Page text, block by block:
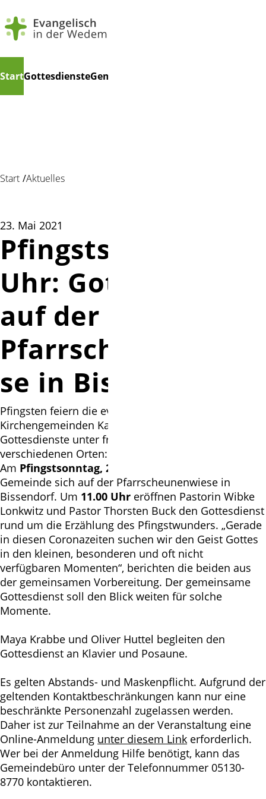
überspringen
StartGottesdiensteGemeindeleben
Start Aktuelles
23. Mai 2021
Pfingstsonntag 11
Uhr: Gottesdienst
auf der
Pfarrscheunenwie
se in Bissendorf
Pfingsten feiern die evangelischen
Kirchengemeinden Kapernaum und St. Michaelis
Gottesdienste unter freiem Himmel an
verschiedenen Orten:
Am Pfingstsonntag, 23. Mai
Gemeinde sich auf der Pfarrscheunenwiese in
Bissendorf. Um 11.00 Uhr eröffnen Pastorin Wibke
Lonkwitz und Pastor Thorsten Buck den Gottesdienst
rund um die Erzählung des Pfingstwunders. „Gerade
in diesen Coronazeiten suchen wir den Geist Gottes
in den kleinen, besonderen und oft nicht
verfügbaren Momenten“, berichten die beiden aus
der gemeinsamen Vorbereitung. Der gemeinsame
Gottesdienst soll den Blick weiten für solche
Momente.
Maya Krabbe und Oliver Huttel begleiten den
Gottesdienst an Klavier und Posaune.
Es gelten Abstands- und Maskenpflicht. Aufgrund der
geltenden Kontaktbeschränkungen kann nur eine
beschränkte Personenzahl zugelassen werden.
Daher ist zur Teilnahme an der Veranstaltung eine
Online-Anmeldung unter diesem Link erforderlich.
Wer bei der Anmeldung Hilfe benötigt, kann das
Gemeindebüro unter der Telefonnummer 05130-
8770 kontaktieren.